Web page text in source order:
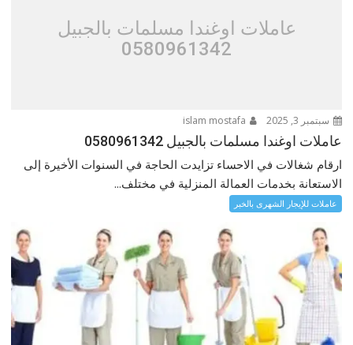
عاملات اوغندا مسلمات بالجبيل
0580961342
سبتمبر 3, 2025
عاملات اوغندا مسلمات بالجبيل 0580961342
ارقام شغالات في الاحساء تزايدت الحاجة في السنوات الأخيرة إلى
الاستعانة بخدمات العمالة المنزلية في مختلف...
عاملات للإيجار الشهرى بالخبر